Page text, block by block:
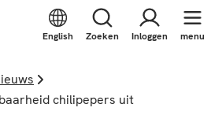
English Zoeken Inloggen menu
chilipepers uit